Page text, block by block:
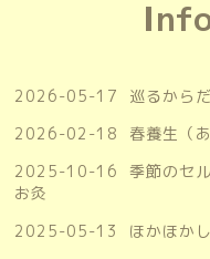
2026-05-17
巡るから
2026-02-18
春養生（
2025-10-16
季節のセ
お灸
2025-05-13
ほかほか